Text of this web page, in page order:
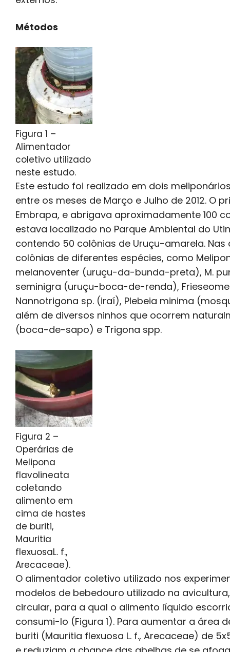
Métodos
Figura 1 –
Alimentador
coletivo utilizado
neste estudo.
Este estudo foi realizado em dois
entre os meses de Março e Julho de 2012. O
Embrapa, e abrigava aproximadamente 100
estava localizado no Parque Ambiental do
contendo 50 colônias de Uruçu-amarela.
colônias de diferentes espécies, como
melanoventer (uruçu-da-bunda-preta), M.
seminigra (uruçu-boca-de-renda),
Nannotrigona sp. (iraí), Plebeia minima
além de diversos ninhos que ocorrem
(boca-de-sapo) e Trigona spp.
Figura 2 –
Operárias de
Melipona
flavolineata
coletando
alimento em
cima de hastes
de buriti,
Mauritia
flexuosaL. f.,
Arecaceae).
O alimentador coletivo utilizado nos
modelos de bebedouro utilizado na
circular, para a qual o alimento líquido
consumi-lo (Figura 1). Para aumentar a área
buriti (Mauritia flexuosa L. f., Arecaceae) de